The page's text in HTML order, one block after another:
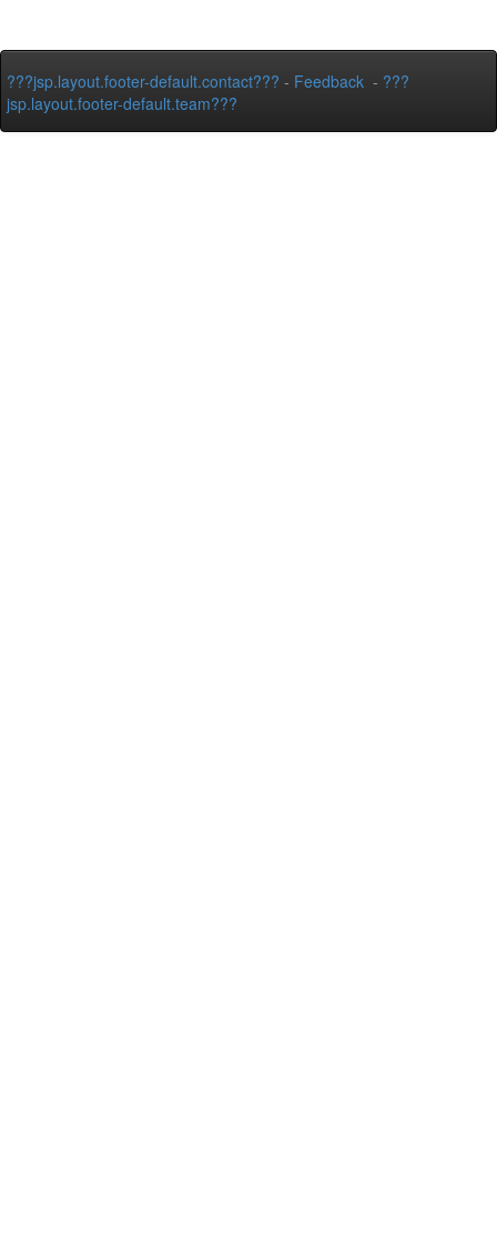
???jsp.layout.footer-default.contact??? - Feedback - ???
jsp.layout.footer-default.team???